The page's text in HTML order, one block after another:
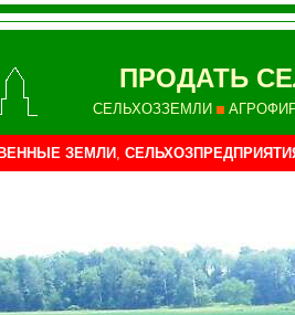
ПРОДАТЬ
СЕЛЬХОЗЗЕМЛИ
ЗЕМЛИ ,